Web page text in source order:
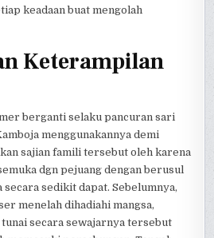
keadaan buat mengolah
Keterampilan
berganti selaku pancuran sari
menggunakannya demi
sajian famili tersebut oleh karena
dgn pejuang dengan berusul
sedikit dapat. Sebelumnya,
menelah dihadiahi mangsa,
secara sewajarnya tersebut